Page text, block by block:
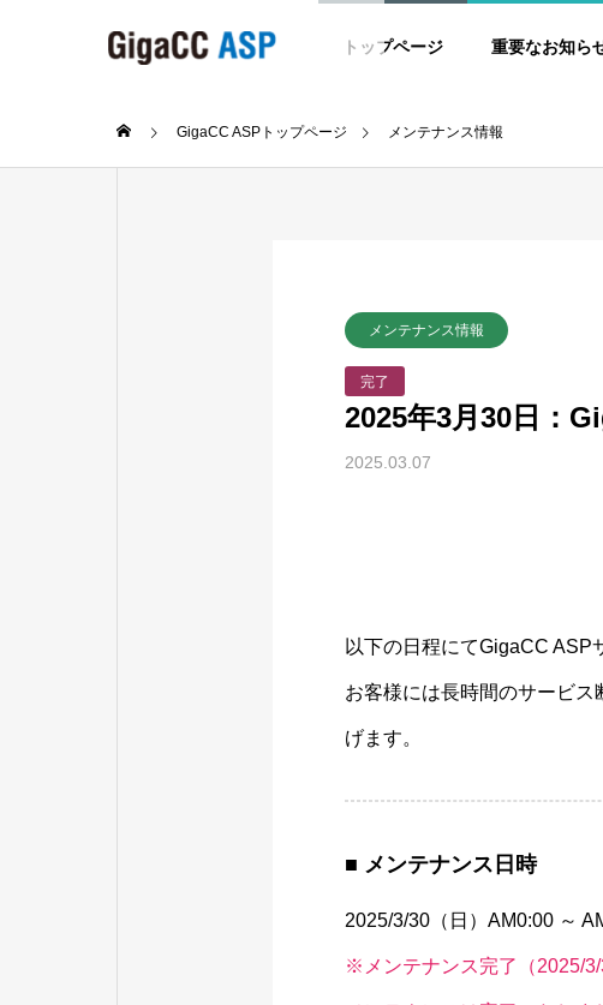
トップページ 重要なお知ら
GigaCC ASPトップページ メンテナンス情報
メンテナンス情報
完了
2025年3月30日：
2025.03.07
以下の日程にてGigaCC ASP
お客様には長時間のサービ
げます。
■ メンテナンス日時
2025/3/30（日）AM0:00 ～
※メンテナンス完了（2025/3/